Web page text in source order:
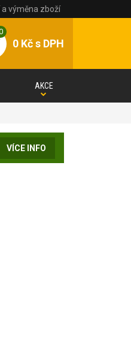
výměna zboží
0 Kčs DPH
AKCE
VÍCE INFO